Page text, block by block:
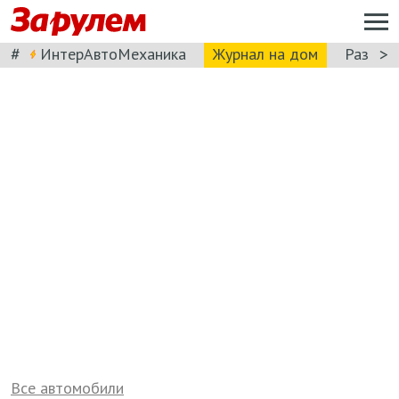
# ИнтерАвтоМеханика Журнал на дом >
Все автомобили